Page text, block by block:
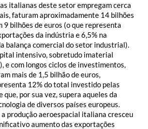
italianas deste setor empregam cerca
faturam aproximadamente 14 bilhões
9 bilhões de euros (o que representa
da indústria e 6,5% na
balança comercial do setor industrial).
intensivo, sobretudo imaterial
e com longos ciclos de investimentos,
mais de 1,5 bilhão de euros,
12% do total investido pelas
por sua vez, supera aqueles da
de diversos países europeus.
produção aeroespacial italiana cresceu
aumento das exportações